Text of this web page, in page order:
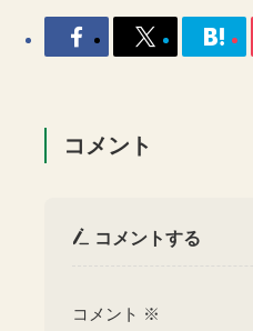
コメント
コメントする
コメント ※